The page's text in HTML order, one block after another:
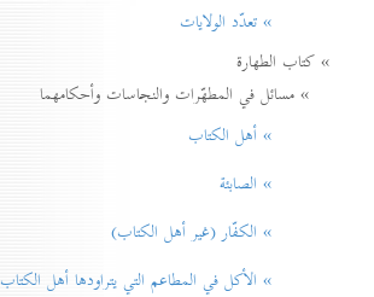
» تعدّد الولايات
» كتاب الطهارة
» مسائل في المطهّرات والنجاسات وأحكامهما
» أهل الكتاب
» الصابئة
» الكفّار (غير أهل الكتاب)
» الأكل في المطاعم التي يتراودها أهل الكتاب